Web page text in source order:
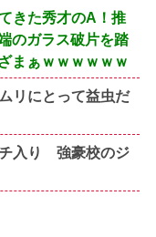
きた秀才のA！推
のガラス破片を踏
まぁｗｗｗｗｗｗ
リにとって益虫だ
チ入り 強豪校のジ